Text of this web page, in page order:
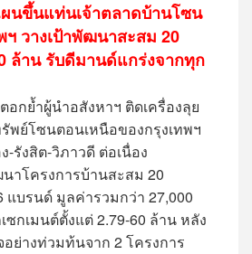
นขึ้นแท่นเจ้าตลาดบ้านโซน
ฯวางเป้าพัฒนาสะสม 20
ล้าน รับดีมานด์แกร่งจากทุก
ย้ำผู้นำอสังหาฯ ติดเครื่องลุย
พย์โซนตอนเหนือของกรุงเทพฯ
-รังสิต-วิภาวดี ต่อเนื่อง
โครงการบ้านสะสม 20
แบรนด์ มูลค่ารวมกว่า 27,000
กเมนต์ตั้งแต่ 2.79-60 ล้าน หลัง
ย่างท่วมท้นจาก 2 โครงการ